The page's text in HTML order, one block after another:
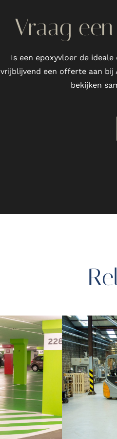
Vraag
Is een epoxyvloer de
vrijblijvend een offerte aan bij
bekijken